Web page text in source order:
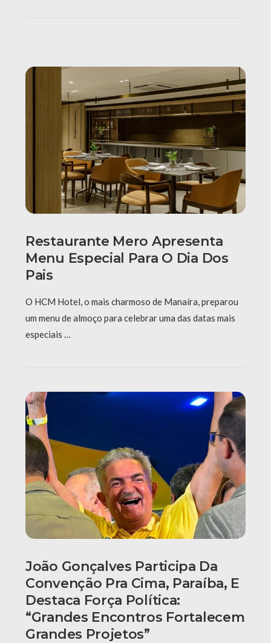
Restaurante Mero Apresenta
Menu Especial Para O Dia Dos
Pais
O HCM Hotel, o mais charmoso de Manaíra, preparou
um menu de almoço para celebrar uma das datas mais
especiais …
João Gonçalves Participa Da
Convenção Pra Cima, Paraíba, E
Destaca Força Política:
“grandes Encontros Fortalecem
Grandes Projetos”